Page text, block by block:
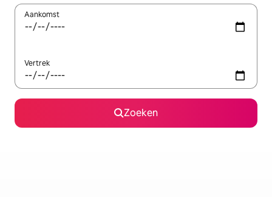
Aankomst
Vertrek
Zoeken